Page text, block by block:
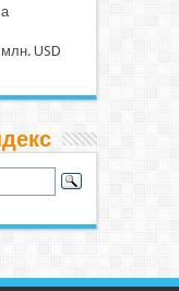
USD